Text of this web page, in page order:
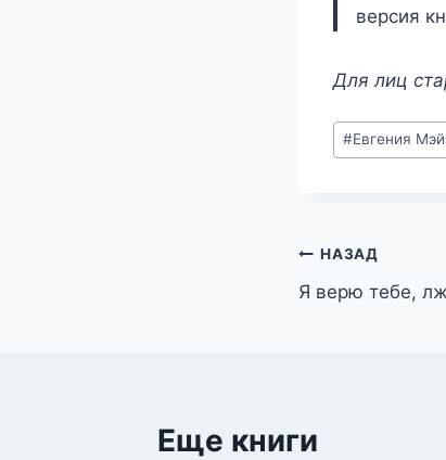
версия
Для лиц
Метки
записи:
#Евгения
Навигация
по
НАЗАД
Я верю тебе,
Еще книги